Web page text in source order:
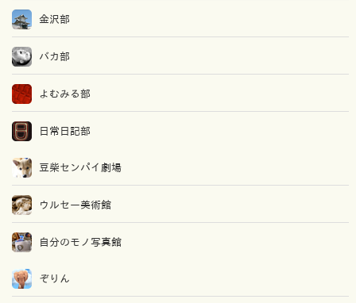
金沢部
バカ部
よむみる部
日常日記部
豆柴センパイ劇場
ウルセー美術館
自分のモノ写真館
ぞりん